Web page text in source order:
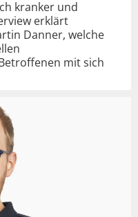
kranker und
erklärt
Danner, welche
mit sich